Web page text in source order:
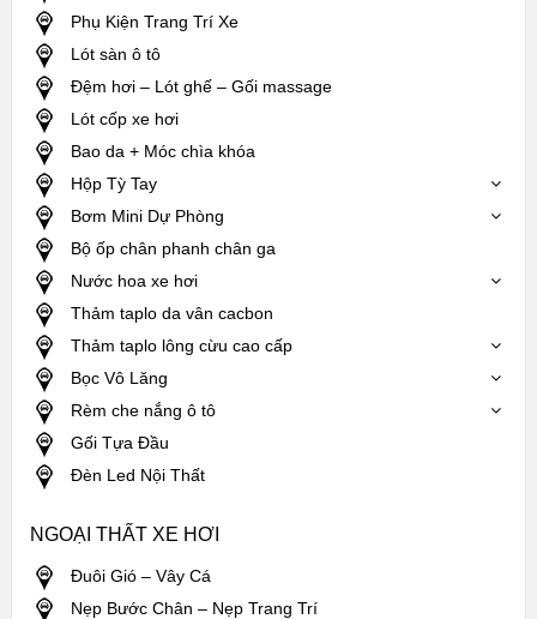
Phụ Kiện Trang Trí Xe
Lót sàn ô tô
Đệm hơi – Lót ghế – Gối massage
Lót cốp xe hơi
Bao da + Móc chìa khóa
Hộp Tỳ Tay
Bơm Mini Dự Phòng
Bộ ốp chân phanh chân ga
Nước hoa xe hơi
Thảm taplo da vân cacbon
Thảm taplo lông cừu cao cấp
Bọc Vô Lăng
Rèm che nắng ô tô
Gối Tựa Đầu
Đèn Led Nội Thất
NGOẠI THẤT XE HƠI
Đuôi Gió – Vây Cá
Nẹp Bước Chân – Nẹp Trang Trí